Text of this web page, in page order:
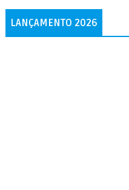
LANÇAMENTO 2026